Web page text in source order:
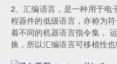
2、汇编语言，是一种用于电
程器件的低级语言，亦称为
着不同的机器语言指令集，
换，所以汇编语言可移植性也